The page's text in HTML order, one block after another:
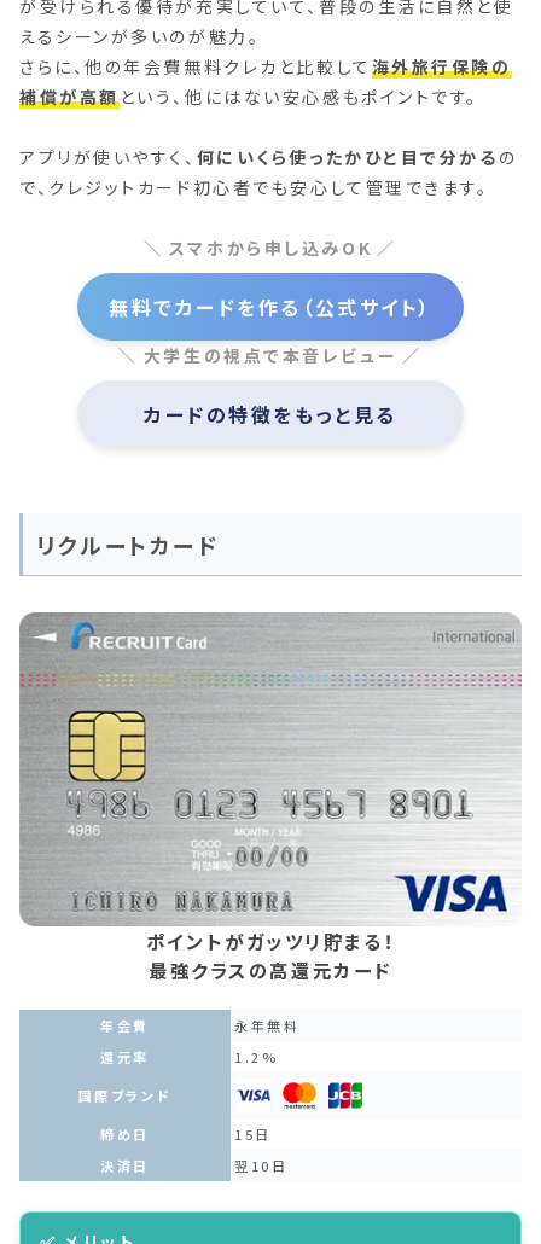
が受けられる優待が充実していて、普段の生活に自然と使
えるシーンが多いのが魅力。
さらに、他の年会費無料クレカと比較して 海外旅行保険の
補償が高額という、他にはない安心感もポイントです。
アプリが使いやすく、 何にいくら使ったかひと目で分かる の
で、クレジットカード初心者でも安心して管理できます。
スマホから申し込みOK
無料でカードを作る（公式サイト）
大学生の視点で本音レビュー
カードの特徴をもっと見る
リクルートカード
ポイントがガッツリ貯まる！
最強クラスの高還元カード
年会費
永年無料
還元率
1.2%
国際ブランド
締め日
15日
決済日
翌10日